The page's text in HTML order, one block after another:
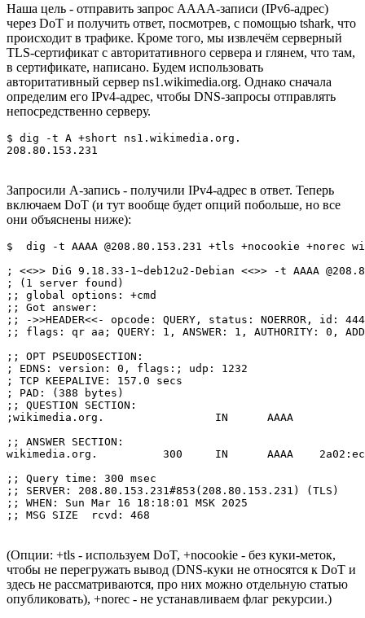
Наша цель - отправить запрос AAAA-записи (IPv6-адрес)
через DoT и получить ответ, посмотрев, с помощью tshark, что
происходит в трафике. Кроме того, мы извлечём серверный
TLS-сертификат с авторитативного сервера и глянем, что там,
в сертификате, написано. Будем использовать
авторитативный сервер ns1.wikimedia.org. Однако сначала
определим его IPv4-адрес, чтобы DNS-запросы отправлять
непосредственно серверу.
$ dig -t A +short ns1.wikimedia.org.
208.80.153.231
Запросили A-запись - получили IPv4-адрес в ответ. Теперь
включаем DoT (и тут вообще будет опций побольше, но все
они объяснены ниже):
$  dig -t AAAA @208.80.153.231 +tls +nocookie +norec
; <<>> DiG 9.18.33-1~deb12u2-Debian <<>> -t AAAA
; (1 server found)
;; global options: +cmd
;; Got answer:
;; ->>HEADER<<- opcode: QUERY, status: NOERROR, id:
;; flags: qr aa; QUERY: 1, ANSWER: 1, AUTHORITY: 0,
;; OPT PSEUDOSECTION:
; EDNS: version: 0, flags:; udp: 1232
; TCP KEEPALIVE: 157.0 secs
; PAD: (388 bytes)
;; QUESTION SECTION:
;wikimedia.org.			IN	AAAA
;; ANSWER SECTION:
wikimedia.org.		300	IN	AAAA	2a02:ec80:300:ed1a::1
;; Query time: 300 msec
;; SERVER: 208.80.153.231#853(208.80.153.231) (TLS)
;; WHEN: Sun Mar 16 18:18:01 MSK 2025
;; MSG SIZE  rcvd: 468
(Опции: +tls - используем DoT, +nocookie - без куки-меток,
чтобы не перегружать вывод (DNS-куки не относятся к DoT и
здесь не рассматриваются, про них можно отдельную статью
опубликовать), +norec - не устанавливаем флаг рекурсии.)